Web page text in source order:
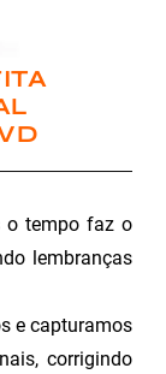
o tempo faz o
lembranças
e capturamos
corrigindo